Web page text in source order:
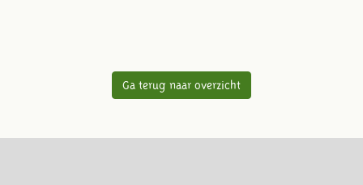
Ga terug naar overzicht